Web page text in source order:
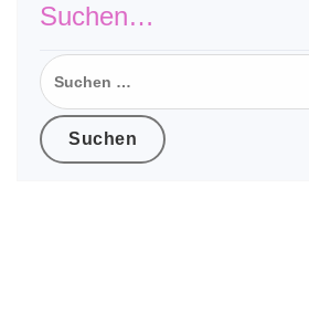
Suchen…
Suchen
nach: